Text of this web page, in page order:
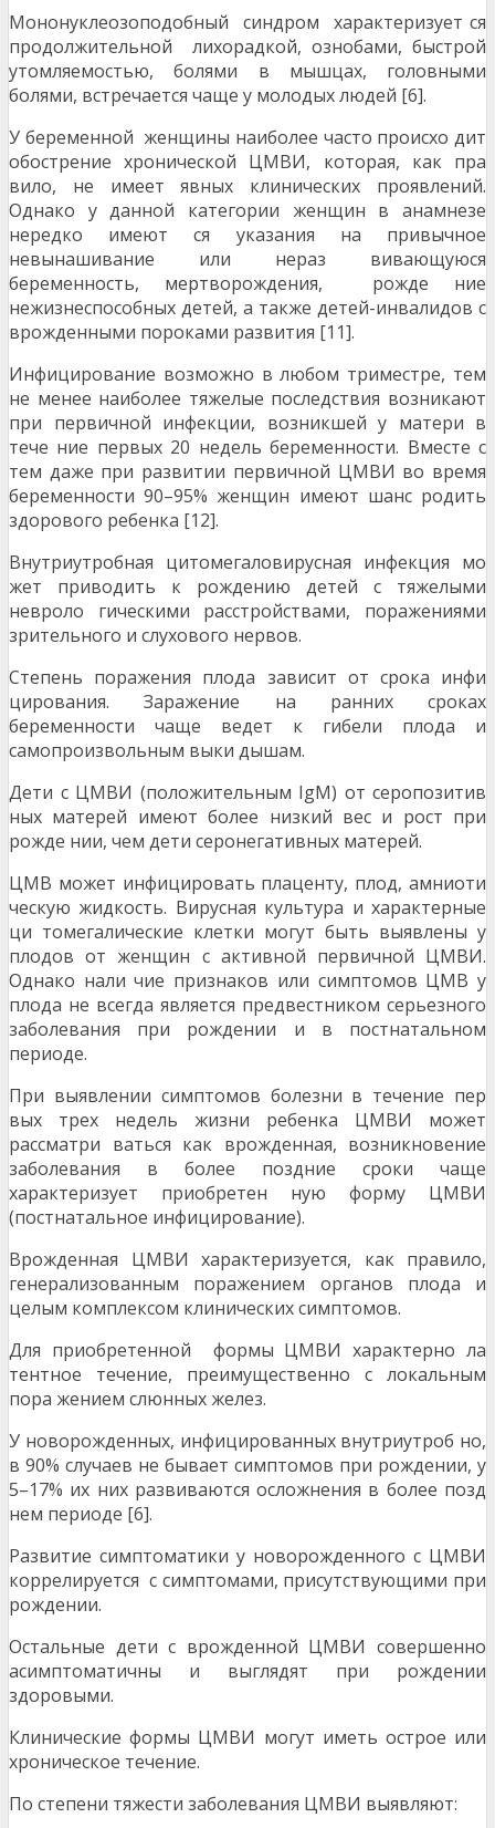
Мононуклеозоподобный синдром характеризует ся
продолжительной лихорадкой, ознобами, быстрой
утомляемостью, болями в мышцах, головными
болями, встречается чаще у молодых людей [6].
У беременной женщины наиболее часто происхо дит
обострение хронической ЦМВИ, которая, как пра
вило, не имеет явных клинических проявлений.
Однако у данной категории женщин в анамнезе
нередко имеют ся указания на привычное
невынашивание или нераз вивающуюся
беременность, мертворождения, рожде ние
нежизнеспособных детей, а также детей-инвалидов с
врожденными пороками развития [11].
Инфицирование возможно в любом триместре, тем
не менее наиболее тяжелые последствия возникают
при первичной инфекции, возникшей у матери в
тече ние первых 20 недель беременности. Вместе с
тем даже при развитии первичной ЦМВИ во время
беременности 90–95% женщин имеют шанс родить
здорового ребенка [12].
Внутриутробная цитомегаловирусная инфекция мо
жет приводить к рождению детей с тяжелыми
невроло гическими расстройствами, поражениями
зрительного и слухового нервов.
Степень поражения плода зависит от срока инфи
цирования. Заражение на ранних сроках
беременности чаще ведет к гибели плода и
самопроизвольным выки дышам.
Дети с ЦМВИ (положительным IgM) от серопозитив
ных матерей имеют более низкий вес и рост при
рожде нии, чем дети серонегативных матерей.
ЦМВ может инфицировать плаценту, плод, амниоти
ческую жидкость. Вирусная культура и характерные
ци томегалические клетки могут быть выявлены у
плодов от женщин с активной первичной ЦМВИ.
Однако нали чие признаков или симптомов ЦМВ у
плода не всегда является предвестником серьезного
заболевания при рождении и в постнатальном
периоде.
При выявлении симптомов болезни в течение пер
вых трех недель жизни ребенка ЦМВИ может
рассматри ваться как врожденная, возникновение
заболевания в более поздние сроки чаще
характеризует приобретен ную форму ЦМВИ
(постнатальное инфицирование).
Врожденная ЦМВИ характеризуется, как правило,
генерализованным поражением органов плода и
целым комплексом клинических симптомов.
Для приобретенной формы ЦМВИ характерно ла
тентное течение, преимущественно с локальным
пора жением слюнных желез.
У новорожденных, инфицированных внутриутроб но,
в 90% случаев не бывает симптомов при рождении, у
5–17% их них развиваются осложнения в более позд
нем периоде [6].
Развитие симптоматики у новорожденного с ЦМВИ
коррелируется с симптомами, присутствующими при
рождении.
Остальные дети с врожденной ЦМВИ совершенно
асимптоматичны и выглядят при рождении
здоровыми.
Клинические формы ЦМВИ могут иметь острое или
хроническое течение.
По степени тяжести заболевания ЦМВИ выявляют: